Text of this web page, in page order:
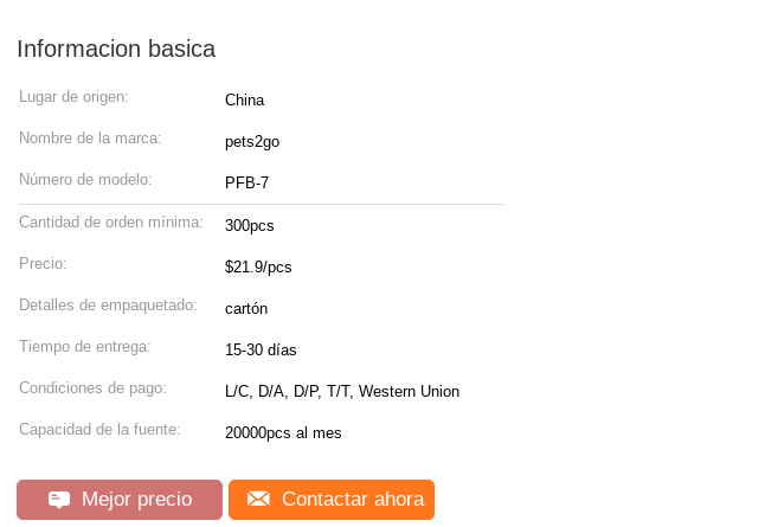
Informacion basica
Lugar de origen: China
Nombre de la marca: pets2go
Número de modelo: PFB-7
Cantidad de orden mínima: 300pcs
Precio: $21.9/pcs
Detalles de empaquetado: cartón
Tiempo de entrega: 15-30 días
Condiciones de pago: L/C, D/A, D/P, T/T, Western Union
Capacidad de la fuente: 20000pcs al mes
Mejor precio Contactar ahora